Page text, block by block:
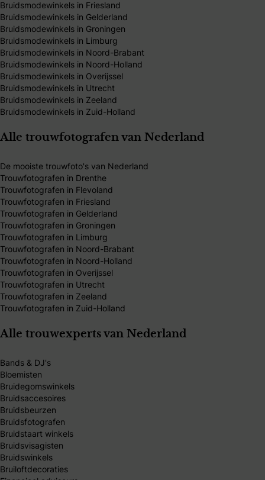
Bruidsmodewinkels in Friesland
Bruidsmodewinkels in Gelderland
Bruidsmodewinkels in Groningen
Bruidsmodewinkels in Limburg
Bruidsmodewinkels in Noord-Brabant
Bruidsmodewinkels in Noord-Holland
Bruidsmodewinkels in Overijssel
Bruidsmodewinkels in Utrecht
Bruidsmodewinkels in Zeeland
Bruidsmodewinkels in Zuid-Holland
Alle trouwfotografen van Nederland
De mooiste trouwfoto's van Nederland
Trouwfotografen in Drenthe
Trouwfotografen in Flevoland
Trouwfotografen in Friesland
Trouwfotografen in Gelderland
Trouwfotografen in Groningen
Trouwfotografen in Limburg
Trouwfotografen in Noord-Brabant
Trouwfotografen in Noord-Holland
Trouwfotografen in Overijssel
Trouwfotografen in Utrecht
Trouwfotografen in Zeeland
Trouwfotografen in Zuid-Holland
Alle trouwexperts van Nederland
Bands & DJ's
Bloemisten
Bruidegomswinkels
Bruidsaccesoires
Bruidsbeurzen
Bruidsfotografen
Bruidstaart winkels
Bruidsvisagisten
Bruidswinkels
Bruiloftdecoraties